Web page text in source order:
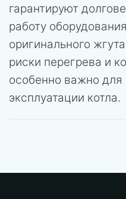
гарантируют
работу
оригинального
риски перегрева и
особенно важно для
эксплуатации котла.